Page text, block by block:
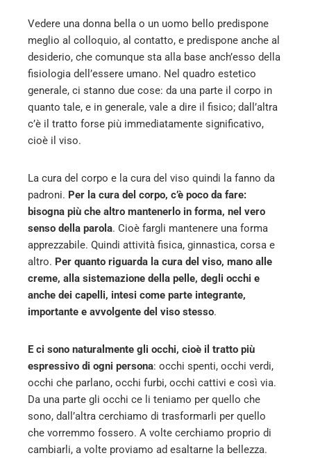
Vedere una donna bella o un uomo bello predispone
meglio al colloquio, al contatto, e predispone anche al
desiderio, che comunque sta alla base anch’esso della
fisiologia dell’essere umano. Nel quadro estetico
generale, ci stanno due cose: da una parte il corpo in
quanto tale, e in generale, vale a dire il fisico; dall’altra
c’è il tratto forse più immediatamente significativo,
cioè il viso.
La cura del corpo e la cura del viso quindi la fanno da
padroni. Per la cura del corpo, c’è poco da fare:
bisogna più che altro mantenerlo in forma, nel vero
senso della parola. Cioè fargli mantenere una forma
apprezzabile. Quindi attività fisica, ginnastica, corsa e
altro. Per quanto riguarda la cura del viso, mano alle
creme, alla sistemazione della pelle, degli occhi e
anche dei capelli, intesi come parte integrante,
importante e avvolgente del viso stesso.
E ci sono naturalmente gli occhi, cioè il tratto più
espressivo di ogni persona: occhi spenti, occhi verdi,
occhi che parlano, occhi furbi, occhi cattivi e così via.
Da una parte gli occhi ce li teniamo per quello che
sono, dall’altra cerchiamo di trasformarli per quello
che vorremmo fossero. A volte cerchiamo proprio di
cambiarli, a volte proviamo ad esaltarne la bellezza.